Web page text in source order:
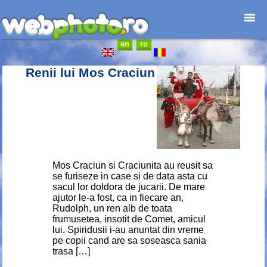
en ro
Home page
Photojournalism
Architecture
Webdesign
Contact
Renii lui Mos Craciun
Mos Craciun si Craciunita au reusit sa
se furiseze in case si de data asta cu
sacul lor doldora de jucarii. De mare
ajutor le-a fost, ca in fiecare an,
Rudolph, un ren alb de toata
frumusetea, insotit de Comet, amicul
lui. Spiridusii i-au anuntat din vreme
pe copii cand are sa soseasca sania
trasa […]